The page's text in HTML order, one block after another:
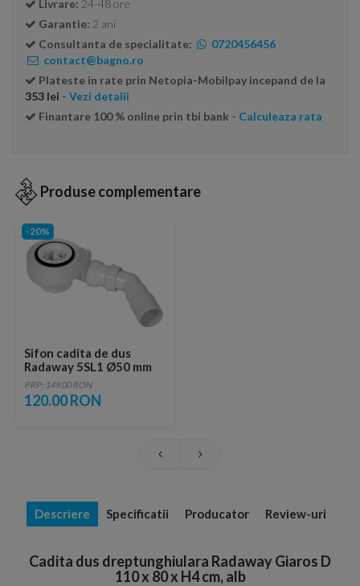
Livrare: 24-48 ore
Garantie: 2 ani
Consultanta de specialitate:
0720456456
contact@bagno.ro
Plateste in rate prin Netopia-Mobilpay incepand de la
353 lei - Vezi detalii
Finantare 100 % online prin tbi bank - Calculeaza rata
Produse complementare
-20%
Sifon cadita de dus
Radaway 5SL1 Ø50 mm
PRP: 149.00 RON
120.00 RON
Descriere Specificatii Producator Review-uri
Cadita dus dreptunghiulara Radaway Giaros D
110 x 80 x H4 cm, alb